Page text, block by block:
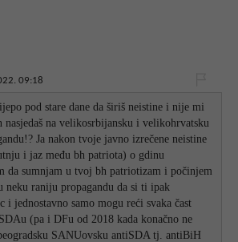
09:18
pod stare dane da širiš neistine i nije mi
nasjedaš na velikosrbijansku i velikohrvatsku
Ja nakon tvoje javno izrečene neistine
i jaz među bh patriota) o gdinu
da sumnjam u tvoj bh patriotizam i počinjem
neku raniju propagandu da si ti ipak
i jednostavno samo mogu reći svaka čast
(pa i DFu od 2018 kada konačno ne
SANUovsku antiSDA tj. antiBiH